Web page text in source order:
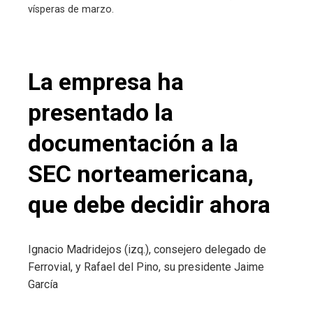
vísperas de marzo.
La empresa ha
presentado la
documentación a la
SEC norteamericana,
que debe decidir ahora
Ignacio Madridejos (izq.), consejero delegado de
Ferrovial, y Rafael del Pino, su presidente Jaime
García